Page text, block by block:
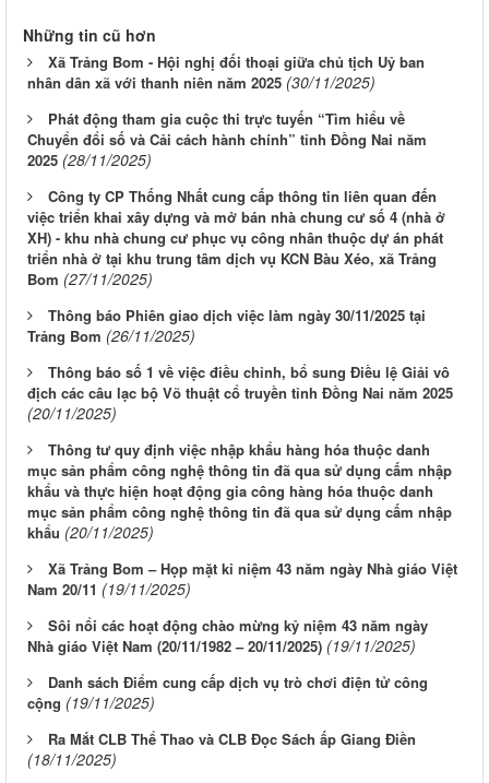
Những tin cũ hơn
Xã Trảng Bom - Hội nghị đối thoại giữa chủ tịch Uỷ ban
nhân dân xã với thanh niên năm 2025 (30/11/2025)
Phát động tham gia cuộc thi trực tuyến “Tìm hiểu về
Chuyển đổi số và Cải cách hành chính” tỉnh Đồng Nai năm
2025 (28/11/2025)
Công ty CP Thống Nhất cung cấp thông tin liên quan đến
việc triển khai xây dựng và mở bán nhà chung cư số 4 (nhà ở
XH) - khu nhà chung cư phục vụ công nhân thuộc dự án phát
triển nhà ở tại khu trung tâm dịch vụ KCN Bàu Xéo, xã Trảng
Bom (27/11/2025)
Thông báo Phiên giao dịch việc làm ngày 30/11/2025 tại
Trảng Bom (26/11/2025)
Thông báo số 1 về việc điều chỉnh, bổ sung Điều lệ Giải vô
địch các câu lạc bộ Võ thuật cổ truyền tỉnh Đồng Nai năm 2025
(20/11/2025)
Thông tư quy định việc nhập khẩu hàng hóa thuộc danh
mục sản phẩm công nghệ thông tin đã qua sử dụng cấm nhập
khẩu và thực hiện hoạt động gia công hàng hóa thuộc danh
mục sản phẩm công nghệ thông tin đã qua sử dụng cấm nhập
khẩu (20/11/2025)
Xã Trảng Bom – Họp mặt kỉ niệm 43 năm ngày Nhà giáo Việt
Nam 20/11 (19/11/2025)
Sôi nổi các hoạt động chào mừng kỷ niệm 43 năm ngày
Nhà giáo Việt Nam (20/11/1982 – 20/11/2025) (19/11/2025)
Danh sách Điểm cung cấp dịch vụ trò chơi điện tử công
cộng (19/11/2025)
Ra Mắt CLB Thể Thao và CLB Đọc Sách ấp Giang Điền
(18/11/2025)